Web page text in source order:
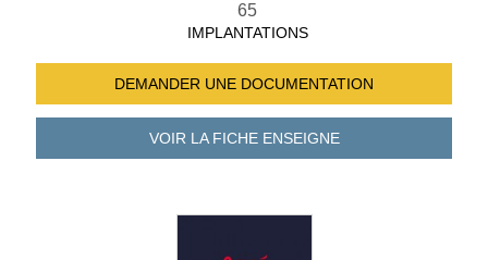
65
IMPLANTATIONS
DEMANDER UNE DOCUMENTATION
VOIR LA FICHEENSEIGNE